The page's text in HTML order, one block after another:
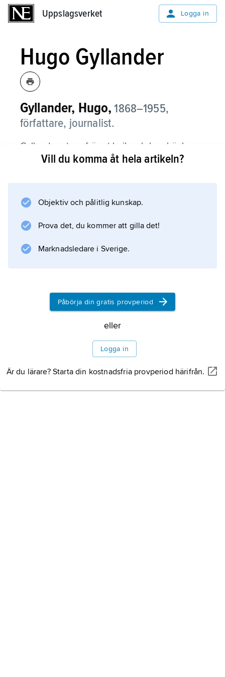
Uppslagsverket Logga in
Hugo Gyllander
Gyllander, Hugo, 1868–1955,
författare, journalist.
Gyllander utgav främst lyrik och barnböcker.
Diktsamlingar av hans hand utkom 1895, 1910
Solkatten och andra sagor
Barnbiblioteket Saga.
Litteraturanvisning
Information om artikeln
Vill du komma åt hela artikeln?
Objektiv och pålitlig kunskap.
Prova det, du kommer att gilla det!
Marknadsledare i Sverige.
Påbörja din gratis provperiod
eller
Logga in
Är du lärare? Starta din kostnadsfria provperiod härifrån.